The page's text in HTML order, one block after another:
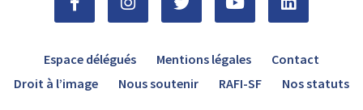
Espace délégués Mentions légales
Contact
Droit à l’image
Nous soutenir RAFI-SF Nos statuts